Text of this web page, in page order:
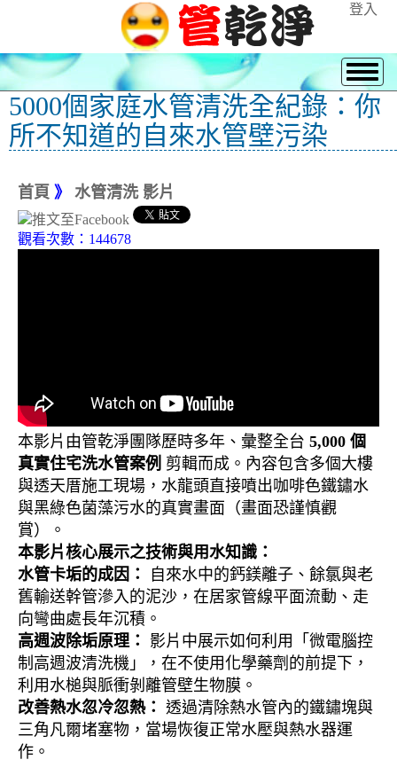
登入
5000個家庭水管清洗全紀錄：你
所不知道的自來水管壁污染
首頁 》 水管清洗 影片
觀看次數：144678
本影片由管乾淨團隊歷時多年、彙整全台 5,000 個
真實住宅洗水管案例 剪輯而成。內容包含多個大樓
與透天厝施工現場，水龍頭直接噴出咖啡色鐵鏽水
與黑綠色菌藻污水的真實畫面（畫面恐謹慎觀
賞）。
本影片核心展示之技術與用水知識：
水管卡垢的成因：
自來水中的鈣鎂離子、餘氯與老
舊輸送幹管滲入的泥沙，在居家管線平面流動、走
向彎曲處長年沉積。
高週波除垢原理：
影片中展示如何利用「微電腦控
制高週波清洗機」，在不使用化學藥劑的前提下，
利用水槌與脈衝剝離管壁生物膜。
改善熱水忽冷忽熱： 透過清除熱水管內的鐵鏽塊與
三角凡爾堵塞物，當場恢復正常水壓與熱水器運
作。